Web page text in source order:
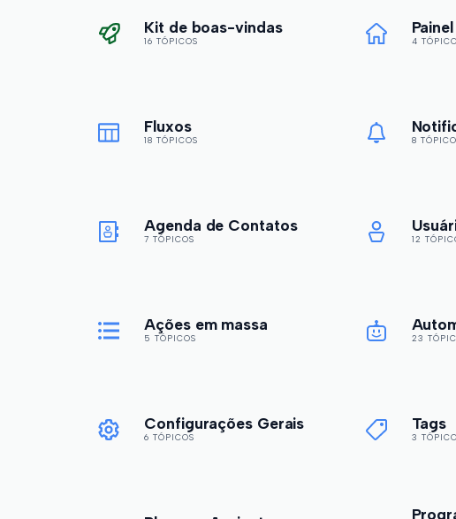
Kit de boas-vindas
16 TÓPICOS
Painel
4
Fluxos
18 TÓPICOS 8
Agenda de Contatos
7 TÓPICOS 12
Ações em massa
5 TÓPICOS 23
Configurações Gerais
6 TÓPICOS
Tags
3